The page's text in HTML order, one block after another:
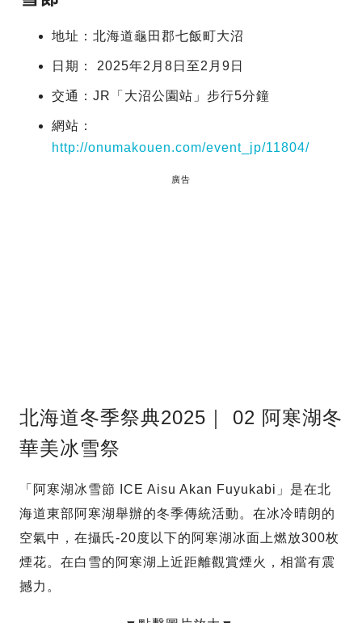
地址：北海道龜田郡七飯町大沼
日期： 2025年2月8日至2月9日
交通：JR「大沼公園站」步行5分鐘
網站：
http://onumakouen.com/event_jp/11804/
廣告
北海道冬季祭典2025｜ 02 阿寒湖冬
華美冰雪祭
「阿寒湖冰雪節 ICE Aisu Akan Fuyukabi」是在北
海道東部阿寒湖舉辦的冬季傳統活動。在冰冷晴朗的
空氣中，在攝氏-20度以下的阿寒湖冰面上燃放300枚
煙花。在白雪的阿寒湖上近距離觀賞煙火，相當有震
撼力。